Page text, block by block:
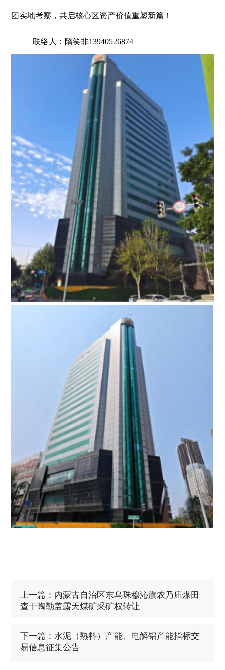
团实地考察，共启核心区资产价值重塑新篇！
联络人：隋笑非13940526874
上一篇：内蒙古自治区东乌珠穆沁旗农乃庙煤田
查干陶勒盖露天煤矿采矿权转让
下一篇：水泥（熟料）产能、电解铝产能指标交
易信息征集公告